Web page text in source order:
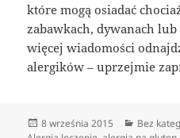
które mogą osiadać
zabawkach, dywanach
więcej wiadomości
alergików – uprzejmie
Data
8 września 2015 Kategorie
Bez